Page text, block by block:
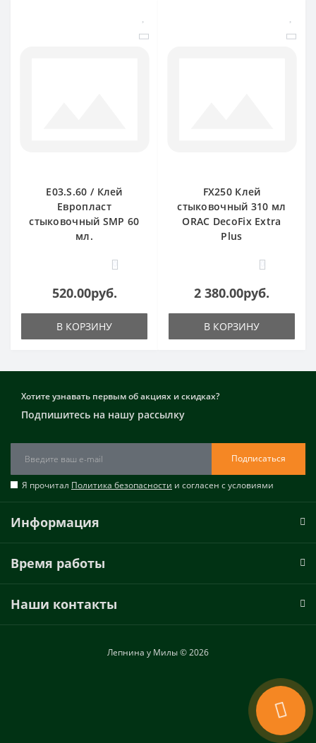
E03.S.60 / Клей
Европласт
стыковочный SMP 60
мл.
0
520.00руб.
В КОРЗИНУ
FX250 Клей
стыковочный 310 мл
ORAC DecoFix Extra
Plus
0
2 380.00руб.
В КОРЗИНУ
Хотите узнавать первым об акциях и скидках?
Подпишитесь на нашу рассылку
Подписаться
Я прочитал Политика безопасности и согласен с условиями
Информация
Время работы
Наши контакты
Лепнина у Милы © 2026